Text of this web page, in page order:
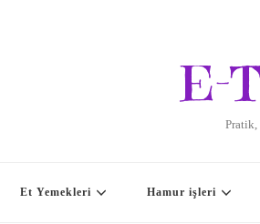
E-
Pratik,
Et Yemekleri Hamur işleri